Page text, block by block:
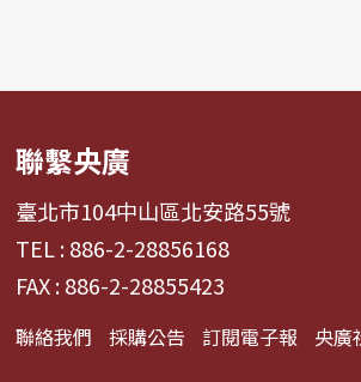
聯繫央廣
臺北市104中山區北安路55號
TEL : 886-2-28856168
FAX : 886-2-28855423
聯絡我們 採購公告 訂閱電子報 央廣